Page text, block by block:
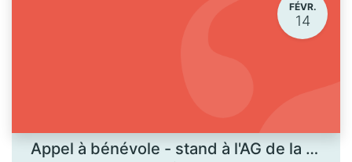
FÉVR.
14
Appel à bénévole - stand à l'AG de la Coopérative funéraire